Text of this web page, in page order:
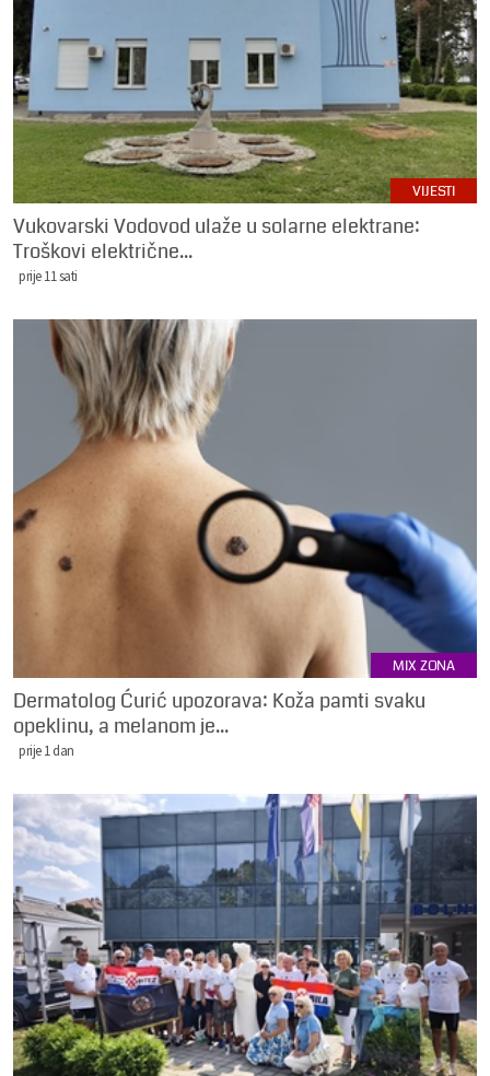
VIJESTI
Vukovarski Vodovod ulaže u solarne elektrane:
Troškovi električne...
prije 11 sati
MIX ZONA
Dermatolog Ćurić upozorava: Koža pamti svaku
opeklinu, a melanom je...
prije 1 dan